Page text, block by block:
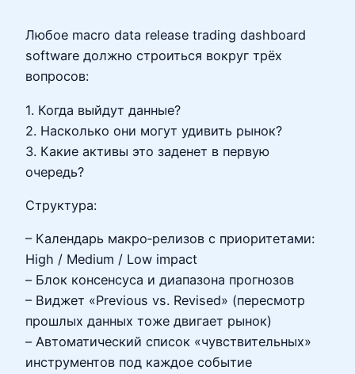
Любое macro data release trading dashboard
software должно строиться вокруг трёх
вопросов:
1. Когда выйдут данные?
2. Насколько они могут удивить рынок?
3. Какие активы это заденет в первую
очередь?
Структура:
– Календарь макро‑релизов с приоритетами:
High / Medium / Low impact
– Блок консенсуса и диапазона прогнозов
– Виджет «Previous vs. Revised» (пересмотр
прошлых данных тоже двигает рынок)
– Автоматический список «чувствительных»
инструментов под каждое событие